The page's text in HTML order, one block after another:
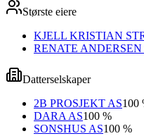
Største eiere
KJELL KRISTIAN
RENATE
Datterselskaper
2B PROSJEKT AS100
DARA AS100 %
SONSHUS AS100 %